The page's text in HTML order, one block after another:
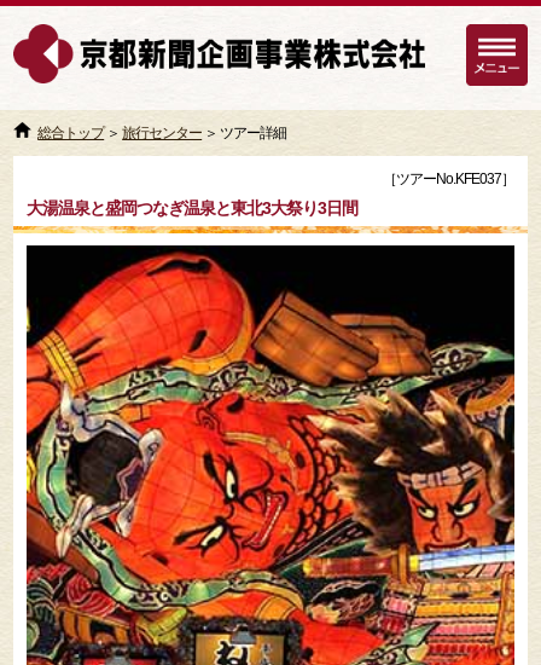
総合トップ＞旅行センター ＞ ツアー詳細
［ツアーNo.KFE037］
大湯温泉と盛岡つなぎ温泉と東北3大祭り3日間